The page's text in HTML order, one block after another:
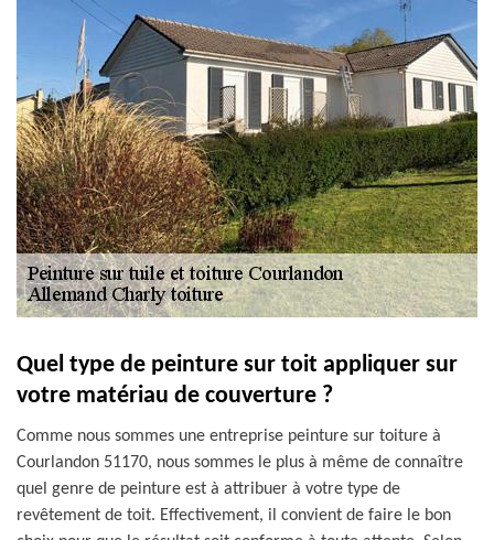
Quel type de peinture sur toit appliquer sur
votre matériau de couverture ?
Comme nous sommes une entreprise peinture sur toiture à
Courlandon 51170, nous sommes le plus à même de connaître
quel genre de peinture est à attribuer à votre type de
revêtement de toit. Effectivement, il convient de faire le bon